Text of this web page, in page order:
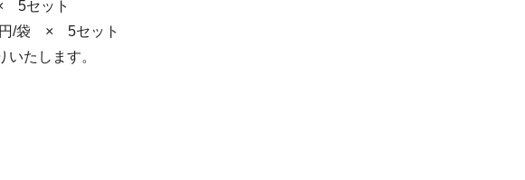
5セット
円/袋 × 5セット
たします。